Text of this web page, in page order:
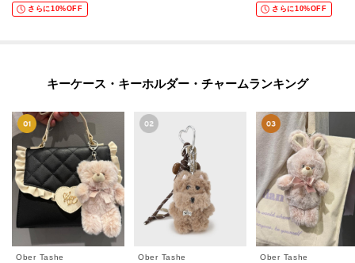
さらに10%OFF さらに10%OFF
キーケース・キーホルダー・チャームランキング
Ober Tashe
Ober Tashe
Ober Tashe